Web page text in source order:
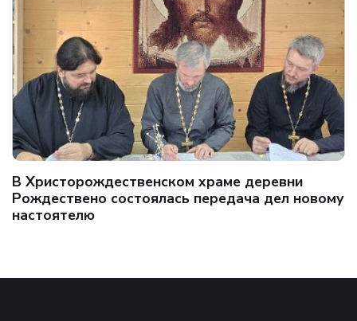
В Христорождественском храме деревни
Рождествено состоялась передача дел новому
настоятелю